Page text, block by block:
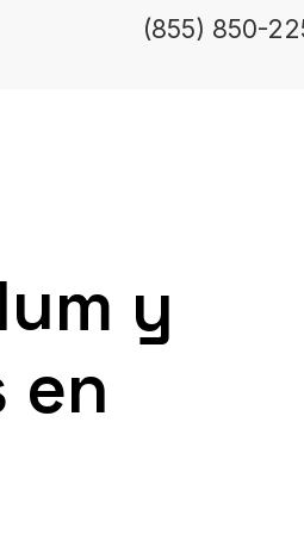
(855) 850-
y
en